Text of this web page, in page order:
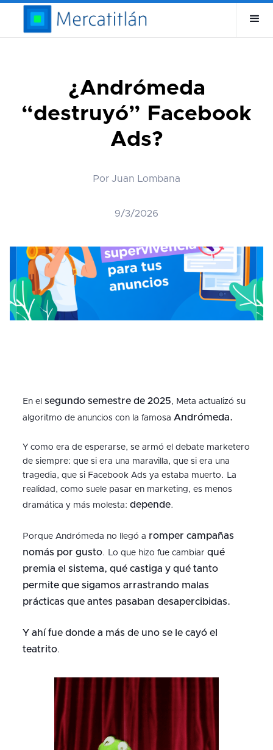
¿Andrómeda
“destruyó” Facebook
Ads?
Por Juan Lombana
9/3/2026
En el segundo semestre de 2025, Meta actualizó su
algoritmo de anuncios con la famosa Andrómeda.
Y como era de esperarse, se armó el debate marketero
de siempre: que si era una maravilla, que si era una
tragedia, que si Facebook Ads ya estaba muerto. La
realidad, como suele pasar en marketing, es menos
dramática y más molesta: depende.
Porque Andrómeda no llegó a romper campañas
nomás por gusto. Lo que hizo fue cambiar qué
premia el sistema, qué castiga y qué tanto
permite que sigamos arrastrando malas
prácticas que antes pasaban desapercibidas.
Y ahí fue donde a más de uno se le cayó el
teatrito.